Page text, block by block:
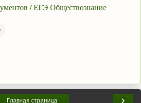
/ ЕГЭ Обществознание
›
Главная страница